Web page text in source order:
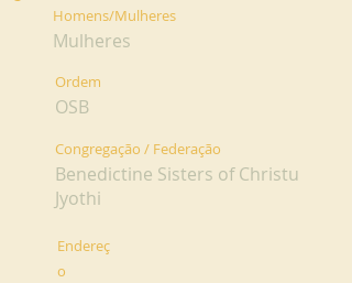
Homens/Mulheres
Mulheres
Ordem
OSB
Congregação / Federação
Benedictine Sisters of Christu
Jyothi
Endereç
o